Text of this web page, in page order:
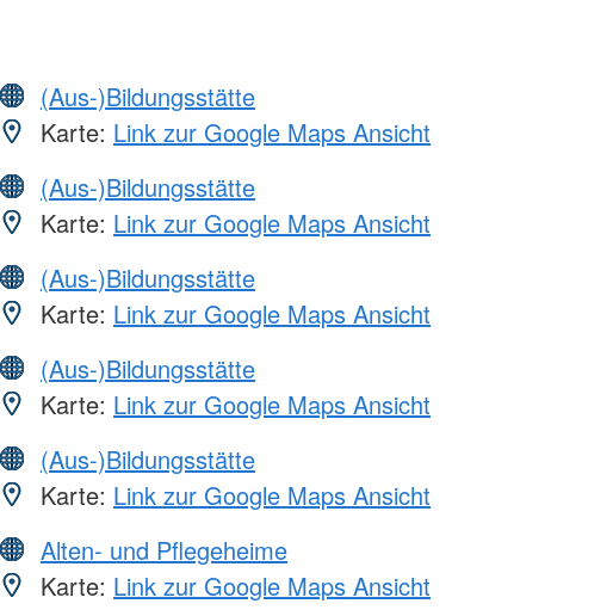
(Aus-)Bildungsstätte
Karte: Link zur Google Maps Ansicht
(Aus-)Bildungsstätte
Karte: Link zur Google Maps Ansicht
(Aus-)Bildungsstätte
Karte: Link zur Google Maps Ansicht
(Aus-)Bildungsstätte
Karte: Link zur Google Maps Ansicht
(Aus-)Bildungsstätte
Karte: Link zur Google Maps Ansicht
Alten- und Pflegeheime
Karte: Link zur Google Maps Ansicht